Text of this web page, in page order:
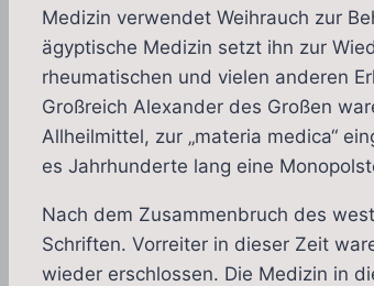
Medizin verwendet Weihrauch zur
ägyptische Medizin setzt ihn zur
rheumatischen und vielen anderen
Großreich Alexander des Großen
Allheilmittel, zur „materia medica“
es Jahrhunderte lang eine
Nach dem Zusammenbruch des
Schriften. Vorreiter in dieser Zeit
wieder erschlossen. Die Medizin in